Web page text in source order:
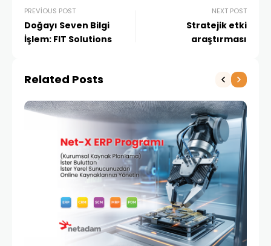
PREVIOUS POST
Doğayı Seven Bilgi
İşlem: FIT Solutions
NEXT POST
Stratejik etki
araştırması
Related Posts